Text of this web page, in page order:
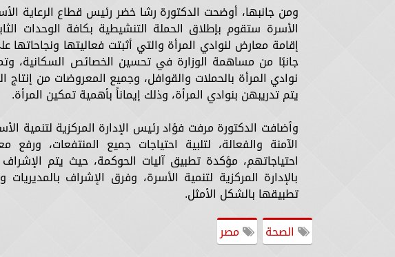
ومن جانبها، أوضحت الدكتورة رشا خضر رئيس قطاع الرعاية
الأسرة ستقوم بإطلاق الحملة التنشيطية بكافة الوحدات
إقامة معارض لنوادي المرأة والتي أثبتت فعاليتها
جانبًا من مساهمة الوزارة في تحسين الخصائص السكانية،
نوادي المرأة بالحملات والقوافل، وجميع المعروضات من إنتاج
يتم تدريبهن بنوادي المرأة، وذلك إيماناً بأهمية تمكين المرأة.
وأضافت الدكتورة مرفت فؤاد رئيس الإدارة المركزية لتنمية
الآمنة والفعالة، لتلبية احتياجات جميع المنتفعات،
احتياجاتهم، مؤكدة تطبيق آليات الحوكمة، حيث يتم
بالإدارة المركزية لتنمية الأسرة، وفرق الإشراف
تطبيقها بالشكل الأمثل.
الصحة
مصر